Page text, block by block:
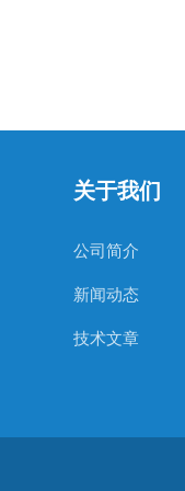
关于我们
公司简介
新闻动态
技术文章